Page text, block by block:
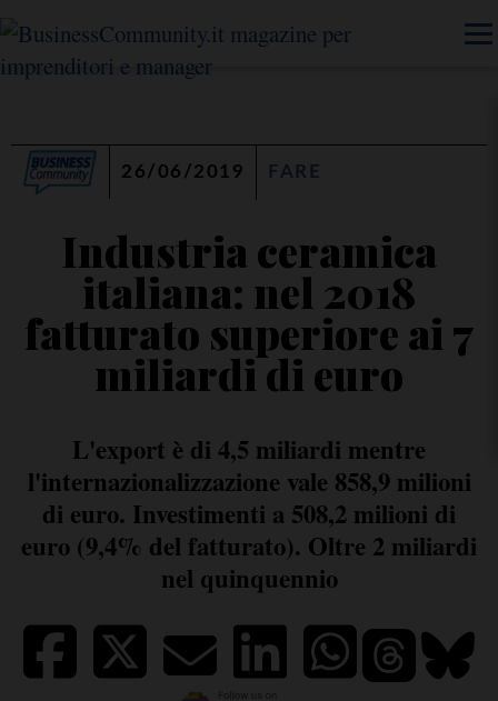
26/06/2019 FARE
Industria ceramica
italiana: nel 2018
fatturato superiore ai 7
miliardi di euro
L'export è di 4,5 miliardi mentre
l'internazionalizzazione vale 858,9 milioni
di euro. Investimenti a 508,2 milioni di
euro (9,4% del fatturato). Oltre 2 miliardi
nel quinquennio